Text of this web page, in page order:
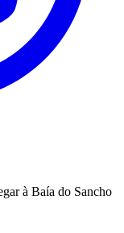
à Baía do Sancho